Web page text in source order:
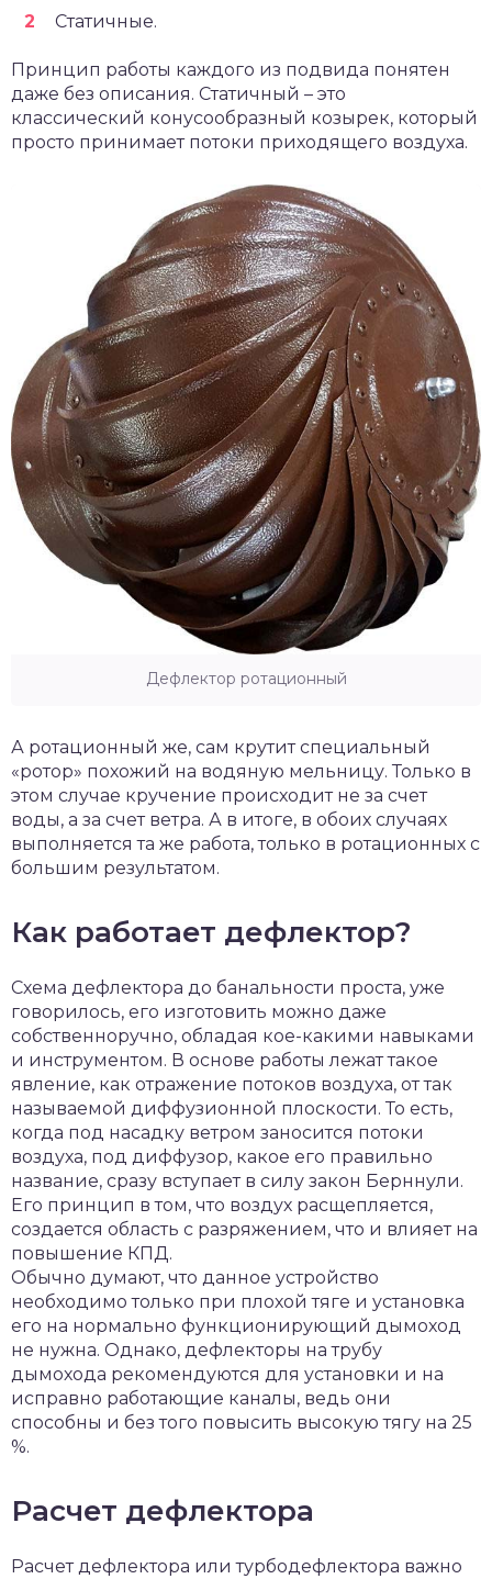
Статичные.
Принцип работы каждого из подвида понятен
даже без описания. Статичный – это
классический конусообразный козырек, который
просто принимает потоки приходящего воздуха.
Дефлектор ротационный
А ротационный же, сам крутит специальный
«ротор» похожий на водяную мельницу. Только в
этом случае кручение происходит не за счет
воды, а за счет ветра. А в итоге, в обоих случаях
выполняется та же работа, только в ротационных с
большим результатом.
Как работает дефлектор?
Схема дефлектора до банальности проста, уже
говорилось, его изготовить можно даже
собственноручно, обладая кое-какими навыками
и инструментом. В основе работы лежат такое
явление, как отражение потоков воздуха, от так
называемой диффузионной плоскости. То есть,
когда под насадку ветром заносится потоки
воздуха, под диффузор, какое его правильно
название, сразу вступает в силу закон Берннули.
Его принцип в том, что воздух расщепляется,
создается область с разряжением, что и влияет на
повышение КПД.
Обычно думают, что данное устройство
необходимо только при плохой тяге и установка
его на нормально функционирующий дымоход
не нужна. Однако, дефлекторы на трубу
дымохода рекомендуются для установки и на
исправно работающие каналы, ведь они
способны и без того повысить высокую тягу на 25
%.
Расчет дефлектора
Расчет дефлектора или турбодефлектора важно